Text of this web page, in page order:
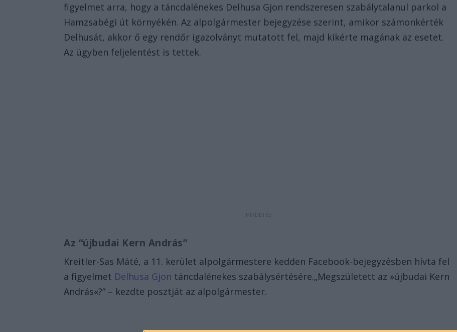
figyelmet arra, hogy a táncdalénekes Delhusa Gjon rendszeresen szabálytalanul parkol a
Hamzsabégi út környékén. Az alpolgármester bejegyzése szerint, amikor számonkérték
Delhusát, akkor ő egy rendőr igazolványt mutatott fel, majd kikérte magának az esetet.
Az ügyben feljelentést is tettek.
Az “újbudai Kern András”
Kreitler-Sas Máté, a 11. kerület alpolgármestere kedden Facebook-bejegyzésben hívta fel
a figyelmet Delhusa Gjon táncdalénekes szabálysértésére.„Megszületett az »újbudai Kern
András«?” – kezdte posztját az alpolgármester.